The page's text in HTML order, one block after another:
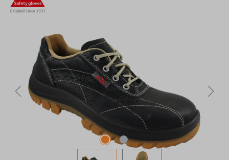
Bildergalerie überspringen